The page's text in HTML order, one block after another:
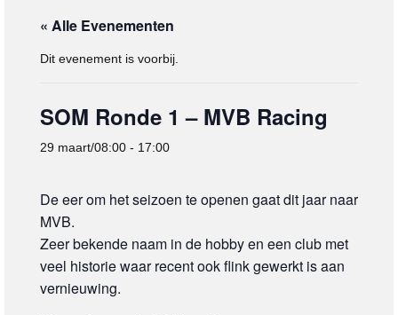
Lidmaatschap
Wedstrijden
« Alle Evenementen
Dit evenement is voorbij.
SOM Ronde 1 – MVB Racing
29 maart/08:00 - 17:00
De eer om het seizoen te openen gaat dit jaar naar
MVB.
Zeer bekende naam in de hobby en een club met
veel historie waar recent ook flink gewerkt is aan
vernieuwing.